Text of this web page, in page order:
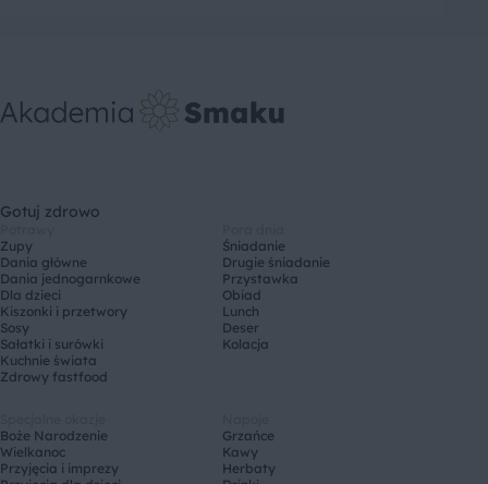
Gotuj zdrowo
Zupy
Dania główne
Dania jednogarnkowe
Dla dzieci
Kiszonki i przetwory
Sosy
Sałatki i surówki
Kuchnie świata
Zdrowy fastfood
Śniadanie
Drugie śniadanie
Przystawka
Obiad
Lunch
Deser
Kolacja
Boże Narodzenie
Wielkanoc
Przyjęcia i imprezy
Grzańce
Kawy
Herbaty